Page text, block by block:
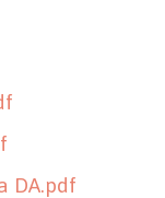
DA.pdf